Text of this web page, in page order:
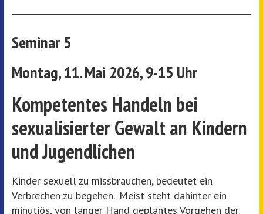
Seminar 5
Montag, 11. Mai 2026, 9-15 Uhr
Kompetentes Handeln bei
sexualisierter Gewalt an Kindern
und Jugendlichen
Kinder sexuell zu missbrauchen, bedeutet ein
Verbrechen zu begehen. Meist steht dahinter ein
minutiös, von langer Hand geplantes Vorgehen der